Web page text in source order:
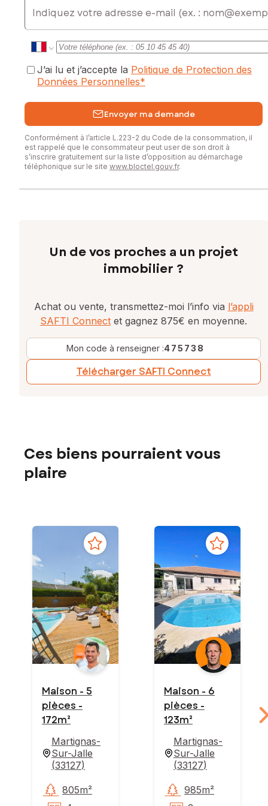
J’ai lu et j’accepte la Politique de Protection des
Données Personnelles*
Envoyer ma demande
Conformément à l’article L.223-2 du Code de la consommation, il
est rappelé que le consommateur peut user de son droit à
s’inscrire gratuitement sur la liste d’opposition au démarchage
téléphonique sur le site www.bloctel.gouv.fr.
Un de vos proches a un projet
immobilier ?
Achat ou vente, transmettez-moi l’info via l’appli
SAFTI Connect et gagnez 875€ en moyenne.
Mon code à renseigner :475738
Télécharger SAFTI Connect
Ces biens pourraient vous
plaire
Maison - 5
pièces -
172m²
Martignas-
Sur-Jalle
(33127)
805m²
Maison - 6
pièces -
123m²
Martignas-
Sur-Jalle
(33127)
985m²